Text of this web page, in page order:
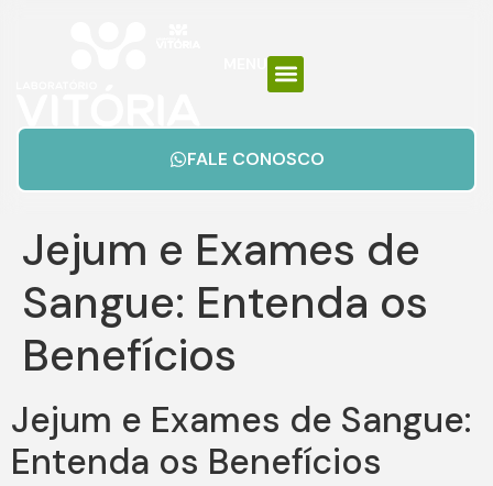
MENU
FALE CONOSCO
Jejum e Exames de
Sangue: Entenda os
Benefícios
Jejum e Exames de Sangue:
Entenda os Benefícios